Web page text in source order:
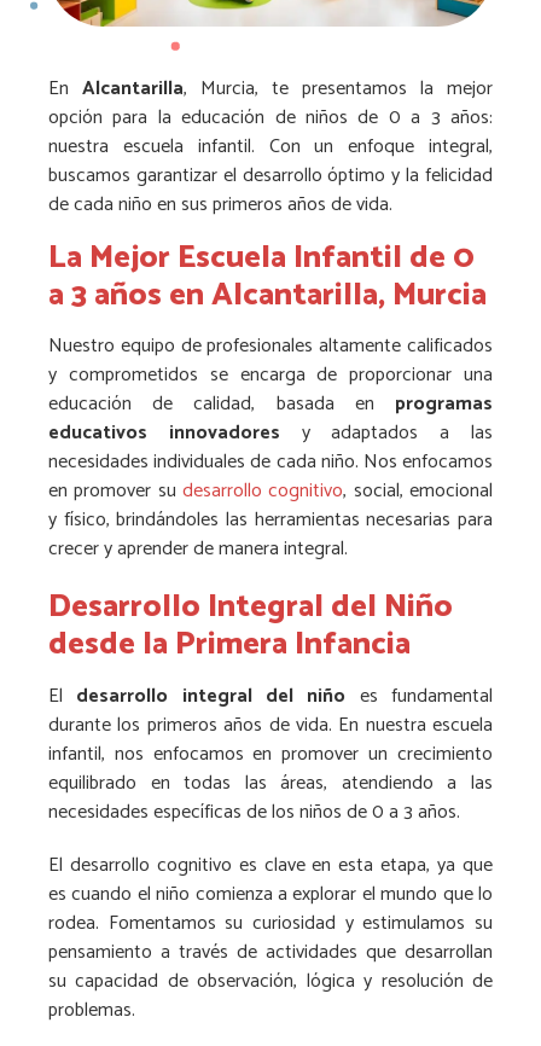
En Alcantarilla, Murcia, te presentamos la mejor
opción para la educación de niños de 0 a 3 años:
nuestra escuela infantil. Con un enfoque integral,
buscamos garantizar el desarrollo óptimo y la felicidad
de cada niño en sus primeros años de vida.
La Mejor Escuela Infantil de 0
a 3 años en Alcantarilla, Murcia
Nuestro equipo de profesionales altamente calificados
y comprometidos se encarga de proporcionar una
educación de calidad, basada en programas
educativos innovadores y adaptados a las
necesidades individuales de cada niño. Nos enfocamos
en promover su desarrollo cognitivo, social, emocional
y físico, brindándoles las herramientas necesarias para
crecer y aprender de manera integral.
Desarrollo Integral del Niño
desde la Primera Infancia
El desarrollo integral del niño es fundamental
durante los primeros años de vida. En nuestra escuela
infantil, nos enfocamos en promover un crecimiento
equilibrado en todas las áreas, atendiendo a las
necesidades específicas de los niños de 0 a 3 años.
El desarrollo cognitivo es clave en esta etapa, ya que
es cuando el niño comienza a explorar el mundo que lo
rodea. Fomentamos su curiosidad y estimulamos su
pensamiento a través de actividades que desarrollan
su capacidad de observación, lógica y resolución de
problemas.